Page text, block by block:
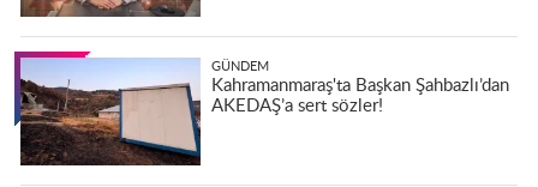
GÜNDEM
Kahramanmaraş'ta Başkan Şahbazlı’dan
AKEDAŞ’a sert sözler!